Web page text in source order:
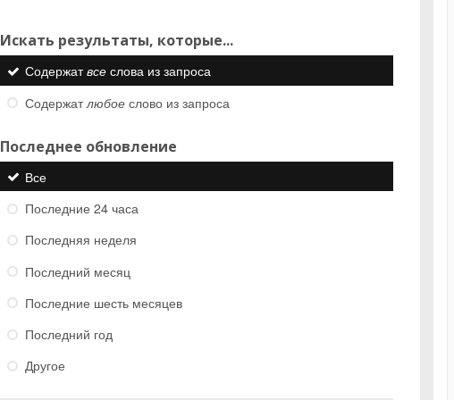
Искать результаты, которые...
Содержатвсеслова из запроса
Содержатлюбоеслово из запроса
Последнее обновление
Все
Последние 24 часа
Последняя неделя
Последний месяц
Последние шесть месяцев
Последний год
Другое